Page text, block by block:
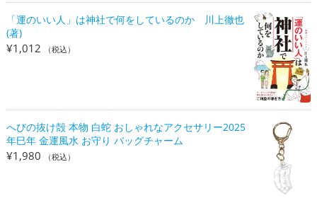
「運のいい人」は神社で何をしているのか 川上徹也
(著)
¥1,012 （税込）
へびの抜け殻 本物 白蛇 おしゃれなアクセサリー2025
年巳年 金運風水 お守り バッグチャーム
¥1,980 （税込）